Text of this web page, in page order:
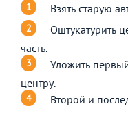
Взять старую
Оштукатурить
часть.
Уложить
центру.
Второй и